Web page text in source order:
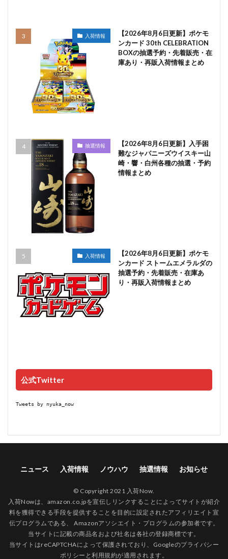
入荷情報
【2026年8月6日更新】ポケモ
ンカード 30th CELEBRATION
BOXの抽選予約・先着販売・在
庫あり・再販入荷情報まとめ
抽選情報
【2026年8月6日更新】入手困
難なジャパニーズウイスキー山
崎・響・白州各種の抽選・予約
情報まとめ
入荷情報
【2026年8月6日更新】ポケモ
ンカード ストームエメラルダの
抽選予約・先着販売・在庫あ
り・再販入荷情報まとめ
公式Twitter
Tweets by nyuka_now
ニュース 入荷情報 ノウハウ 抽選情報 お知らせ
© Copyright 2021 入荷Now.
入荷Nowは、amazon.co.jpを宣伝しリンクすることによってサイトが紹介
料を獲得できる手段を提供することを目的に設定されたアフィリエイト宣
伝プログラムである、 Amazonアソシエイト・プログラムの参加者です。
当サイトに記載の商品名および社名は各社の登録商標です。
当サイトはreCAPTCHAによって保護されており、Googleのプライバシー
ポリシー と利用規約が適用されます。